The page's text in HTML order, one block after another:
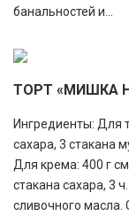
банальностей и...
ТОРТ «МИШКА
Ингредиенты: Для
сахара, 3 стакана
Для крема: 400 г
стакана сахара, 3
сливочного масла.